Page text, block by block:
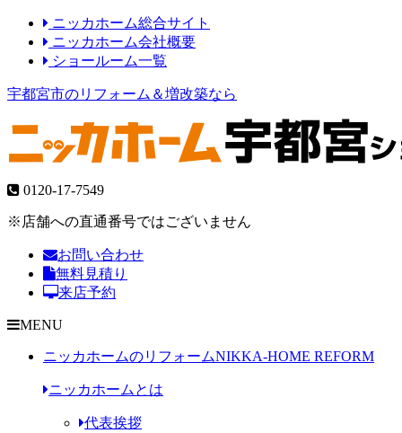
ニッカホーム総合サイト
ニッカホーム会社概要
ショールーム一覧
宇都宮市のリフォーム＆増改築なら
0120-17-7549
※店舗への直通番号ではございません
お問い合わせ
無料見積り
来店予約
MENU
ニッカホームのリフォームNIKKA-HOME REFORM
ニッカホームとは
代表挨拶